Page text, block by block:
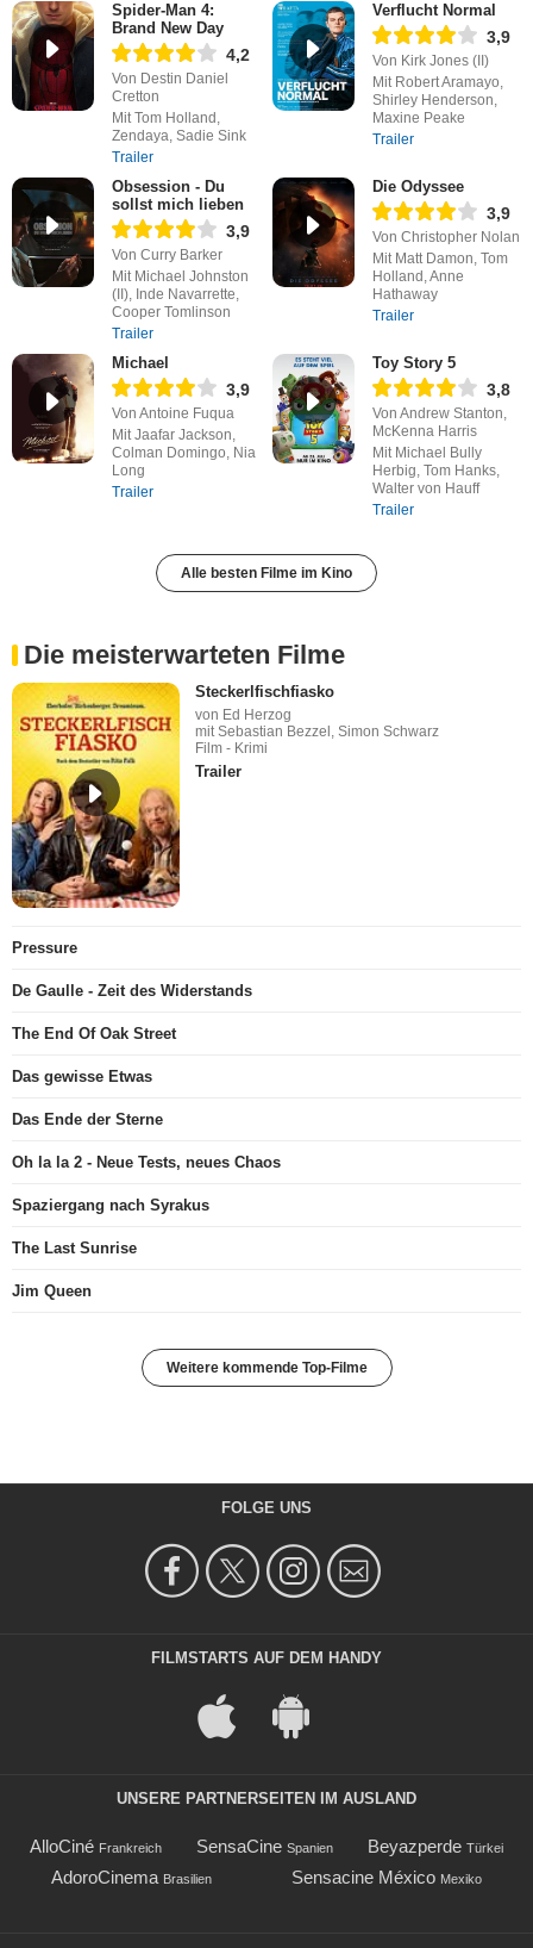
Spider-Man 4:
Brand New Day
4,2
Von Destin Daniel
Cretton
Mit Tom Holland,
Zendaya, Sadie Sink
Trailer
Verflucht Normal
3,9
Von Kirk Jones (II)
Mit Robert Aramayo,
Shirley Henderson,
Maxine Peake
Trailer
Obsession - Du
sollst mich lieben
3,9
Von Curry Barker
Mit Michael Johnston
(II), Inde Navarrette,
Cooper Tomlinson
Trailer
Die Odyssee
3,9
Von Christopher Nolan
Mit Matt Damon, Tom
Holland, Anne
Hathaway
Trailer
Michael
3,9
Von Antoine Fuqua
Mit Jaafar Jackson,
Colman Domingo, Nia
Long
Trailer
Toy Story 5
3,8
Von Andrew Stanton,
McKenna Harris
Mit Michael Bully
Herbig, Tom Hanks,
Walter von Hauff
Trailer
Alle besten Filme im Kino
Die meisterwarteten Filme
Steckerlfischfiasko
von Ed Herzog
mit Sebastian Bezzel, Simon Schwarz
Film - Krimi
Trailer
Pressure
De Gaulle - Zeit des Widerstands
The End Of Oak Street
Das gewisse Etwas
Das Ende der Sterne
Oh la la 2 - Neue Tests, neues Chaos
Spaziergang nach Syrakus
The Last Sunrise
Jim Queen
Weitere kommende Top-Filme
FOLGE UNS
FILMSTARTS AUF DEM HANDY
UNSERE PARTNERSEITEN IM AUSLAND
AlloCiné Frankreich SensaCine Spanien Beyazperde Türkei
AdoroCinema Brasilien Sensacine México Mexiko